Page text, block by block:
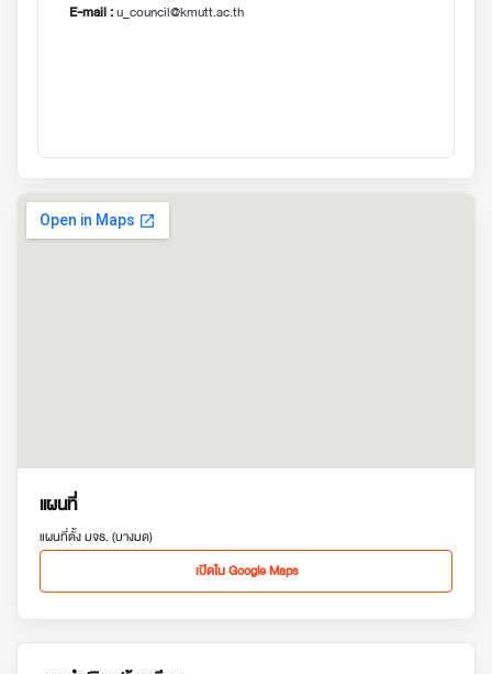
E-mail :u_council@kmutt.ac.th
แผนที่
แผนที่ตั้ง มจธ. (บางมด)
เปิดใน Google Maps